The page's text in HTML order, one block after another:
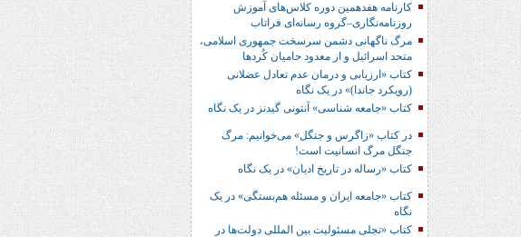
کارنامه هفدهمین دوره کلاس‌های آموزش
روزنامه‌نگاری–گروه رسانه‌ای فراتاب
مرگ ناگهانی دشمن سرسخت جمهوری اسلامی،
متحد اسرائیل و از معدود حامیان کُردها
کتاب «ارزیابی و درمان عدم تعادل عضلانی
(رویکرد جاندا)» در یک نگاه
کتاب «جامعه شناسی» آنتونی گیدنز در یک نگاه
در کتاب «زاگرس و جنگل» می‌خوانیم: مرگ
جنگل مرگ انسانیت است!
کتاب «رساله در تاریخ ادیان» در یک نگاه
کتاب «جامعه ایران و مسئله هم‌بستگی» در یک
نگاه
کتاب «تجلی مسئولیت بین المللی دولت‌ها در